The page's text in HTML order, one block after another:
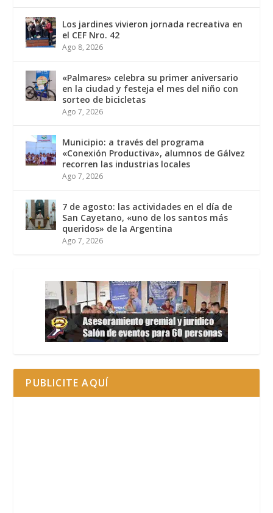
Los jardines vivieron jornada recreativa en
el CEF Nro. 42
Ago 8, 2026
«Palmares» celebra su primer aniversario
en la ciudad y festeja el mes del niño con
sorteo de bicicletas
Ago 7, 2026
Municipio: a través del programa
«Conexión Productiva», alumnos de Gálvez
recorren las industrias locales
Ago 7, 2026
7 de agosto: las actividades en el día de
San Cayetano, «uno de los santos más
queridos» de la Argentina
Ago 7, 2026
PUBLICITE AQUÍ